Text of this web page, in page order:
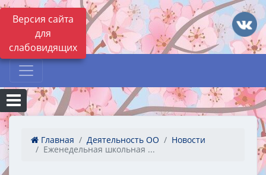
Версия сайта
для
слабовидящих
Главная Деятельность ОО
Новости
Еженедельная школьная ...